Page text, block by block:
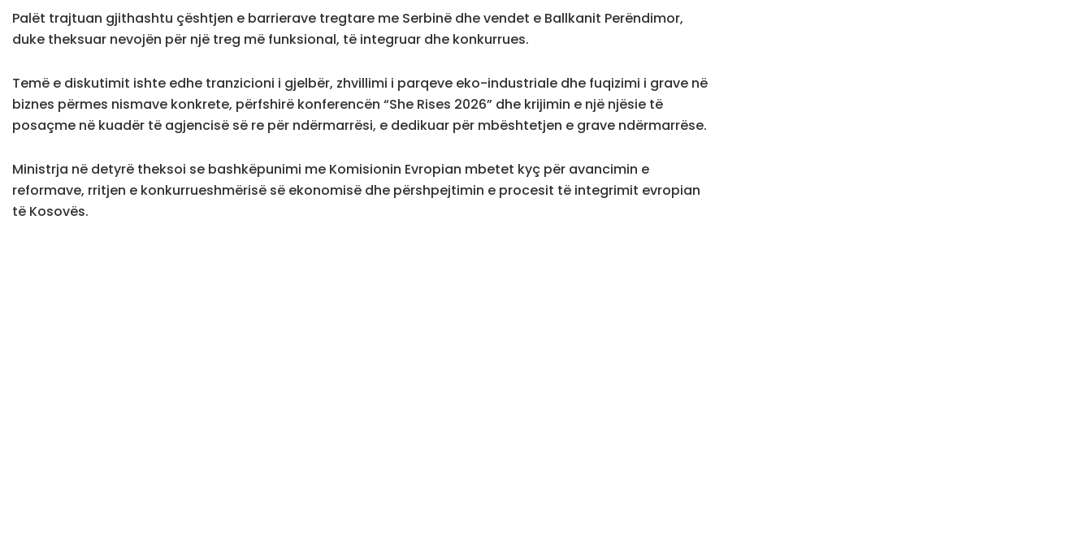
Palët trajtuan gjithashtu çështjen e barrierave tregtare me Serbinë dhe vendet e Ballkanit Perëndimor,
duke theksuar nevojën për një treg më funksional, të integruar dhe konkurrues.
Temë e diskutimit ishte edhe tranzicioni i gjelbër, zhvillimi i parqeve eko-industriale dhe fuqizimi i grave në
biznes përmes nismave konkrete, përfshirë konferencën “She Rises 2026” dhe krijimin e një njësie të
posaçme në kuadër të agjencisë së re për ndërmarrësi, e dedikuar për mbështetjen e grave ndërmarrëse.
Ministrja në detyrë theksoi se bashkëpunimi me Komisionin Evropian mbetet kyç për avancimin e
reformave, rritjen e konkurrueshmërisë së ekonomisë dhe përshpejtimin e procesit të integrimit evropian
të Kosovës.